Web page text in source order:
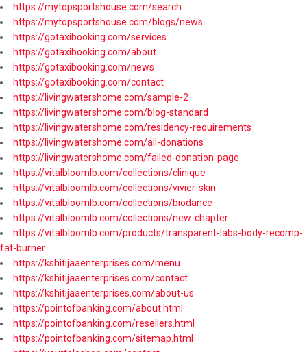
https://mytopsportshouse.com/search
https://mytopsportshouse.com/blogs/news
https://gotaxibooking.com/services
https://gotaxibooking.com/about
https://gotaxibooking.com/news
https://gotaxibooking.com/contact
https://livingwatershome.com/sample-2
https://livingwatershome.com/blog-standard
https://livingwatershome.com/residency-requirements
https://livingwatershome.com/all-donations
https://livingwatershome.com/failed-donation-page
https://vitalbloomlb.com/collections/clinique
https://vitalbloomlb.com/collections/vivier-skin
https://vitalbloomlb.com/collections/biodance
https://vitalbloomlb.com/collections/new-chapter
https://vitalbloomlb.com/products/transparent-labs-body-recomp-
fat-burner
https://kshitijaaenterprises.com/menu
https://kshitijaaenterprises.com/contact
https://kshitijaaenterprises.com/about-us
https://pointofbanking.com/about.html
https://pointofbanking.com/resellers.html
https://pointofbanking.com/sitemap.html